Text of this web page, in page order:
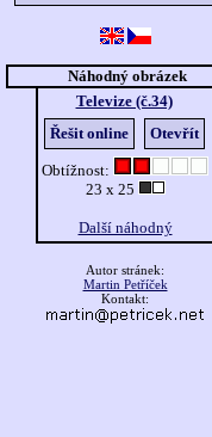
Náhodný obrázek
Televize (č.34)
Řešit online
Otevřít
Obtížnost:
23 x 25
Další náhodný
Autor stránek:
Martin Petříček
Kontakt: